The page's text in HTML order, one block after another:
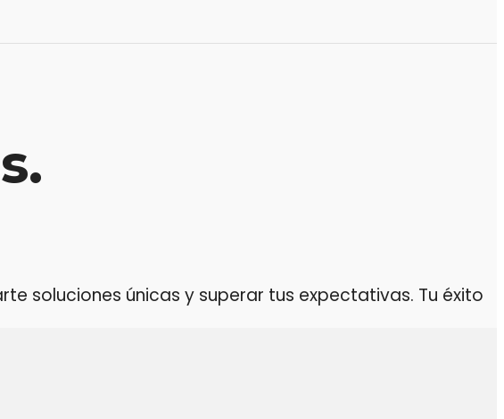
soluciones únicas y superar tus expectativas. Tu éxito